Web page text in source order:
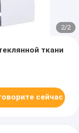
2/2
ткани
сейчас